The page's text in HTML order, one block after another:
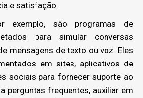
e satisfação.
exemplo, são programas de
para simular conversas
mensagens de texto ou voz. Eles
em sites, aplicativos de
sociais para fornecer suporte ao
perguntas frequentes, auxiliar em